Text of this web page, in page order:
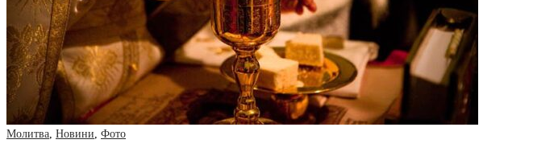
Молитва, Новини, Фото